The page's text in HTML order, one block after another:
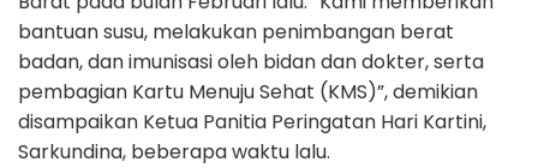
bantuan susu, melakukan penimbangan berat
badan, dan imunisasi oleh bidan dan dokter, serta
pembagian Kartu Menuju Sehat (KMS)”, demikian
disampaikan Ketua Panitia Peringatan Hari Kartini,
Sarkundina, beberapa waktu lalu.